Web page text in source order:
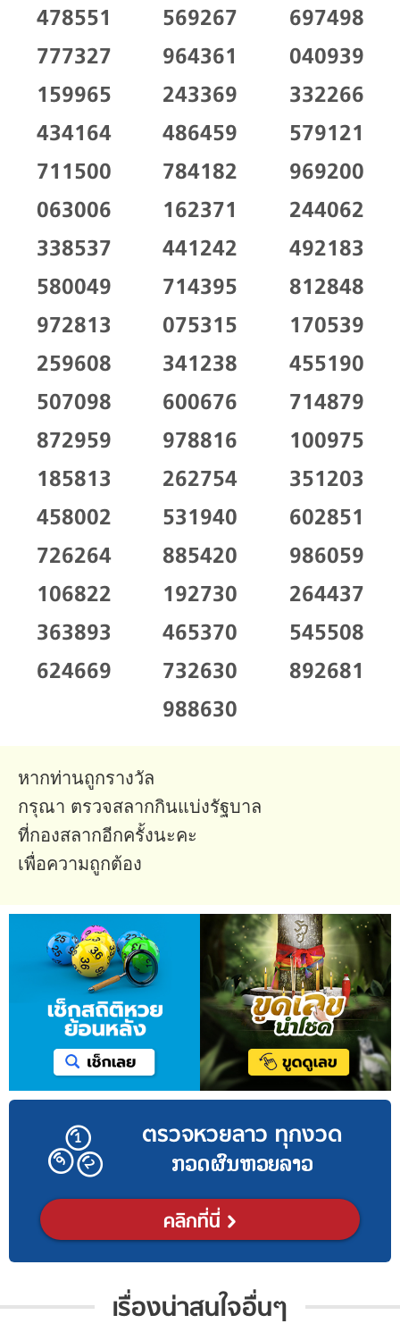
478551
569267
697498
777327
964361
040939
159965
243369
332266
434164
486459
579121
711500
784182
969200
063006
162371
244062
338537
441242
492183
580049
714395
812848
972813
075315
170539
259608
341238
455190
507098
600676
714879
872959
978816
100975
185813
262754
351203
458002
531940
602851
726264
885420
986059
106822
192730
264437
363893
465370
545508
624669
732630
892681
988630
หากท่านถูกรางวัล
กรุณา ตรวจสลากกินแบ่งรัฐบาล
ที่กองสลากอีกครั้งนะคะ
เพื่อความถูกต้อง
ตรวจหวยลาว ทุกงวด
ກວດຜົນຫວຍລາວ
คลิกที่นี่
เรื่องน่าสนใจอื่นๆ